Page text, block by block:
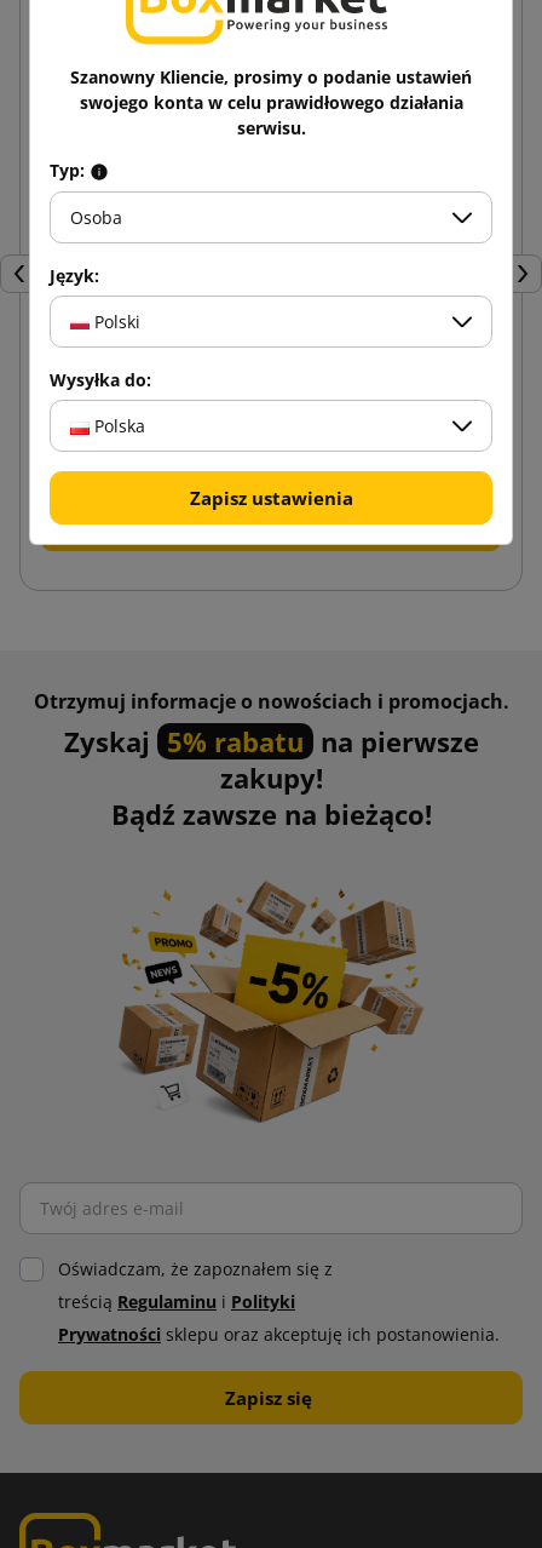
Poprzedni
Drukarka etykiet kurierskich BeMark SM AM246S
czarna
od 645,75 zł brutto
Dodaj do koszyka
Otrzymuj informacje o nowościach i promocjach.
Zyskaj 5% rabatu na pierwsze
zakupy!
Bądź zawsze na bieżąco!
Oświadczam, że zapoznałem się z
treścią Regulaminu i Polityki
Prywatności sklepu oraz akceptuję ich postanowienia.
Szanowny Kliencie, prosimy o podanie ustawień
swojego konta w celu prawidłowego działania
serwisu.
Typ:
Osoba
Język:
Polski
Wysyłka do:
Polska
Zapisz ustawienia